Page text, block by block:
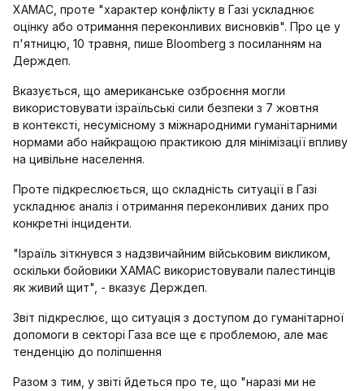
ХАМАС, проте "характер конфлікту в Газі ускладнює
оцінку або отримання переконливих висновків". Про це у
п'ятницю, 10 травня, пише Bloomberg з посиланням на
Держдеп.
Вказується, що американське озброєння могли
використовувати ізраїльські сили безпеки з 7 жовтня
в контексті, несумісному з міжнародними гуманітарними
нормами або найкращою практикою для мінімізації впливу
на цивільне населення.
Проте підкреслюється, що складність ситуації в Газі
ускладнює аналіз і отримання переконливих даних про
конкретні інциденти.
"Ізраїль зіткнувся з надзвичайним військовим викликом,
оскільки бойовики ХАМАС використовували палестинців
як живий щит", - вказує Держдеп.
Звіт підкреслює, що ситуація з доступом до гуманітарної
допомоги в секторі Газа все ще є проблемою, але має
тенденцію до поліпшення
Разом з тим, у звіті йдеться про те, що "наразі ми не